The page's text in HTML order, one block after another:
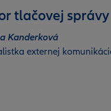
tlačovej správy
Kanderková
externej